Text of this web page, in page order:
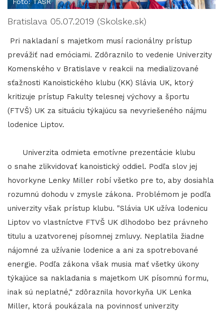
Bratislava 05.07.2019 (Skolske.sk)
Pri nakladaní s majetkom musí racionálny prístup
prevážiť nad emóciami. Zdôraznilo to vedenie Univerzity
Komenského v Bratislave v reakcii na medializované
sťažnosti Kanoistického klubu (KK) Slávia UK, ktorý
kritizuje prístup Fakulty telesnej výchovy a športu
(FTVŠ) UK za situáciu týkajúcu sa nevyriešeného nájmu
lodenice Liptov.
Univerzita odmieta emotívne prezentácie klubu
o snahe zlikvidovať kanoistický oddiel. Podľa slov jej
hovorkyne Lenky Miller robí všetko pre to, aby dosiahla
rozumnú dohodu v zmysle zákona. Problémom je podľa
univerzity však prístup klubu. "Slávia UK užíva lodenicu
Liptov vo vlastníctve FTVŠ UK dlhodobo bez právneho
titulu a uzatvorenej písomnej zmluvy. Neplatila žiadne
nájomné za užívanie lodenice a ani za spotrebované
energie. Podľa zákona však musia mať všetky úkony
týkajúce sa nakladania s majetkom UK písomnú formu,
inak sú neplatné,“ zdôraznila hovorkyňa UK Lenka
Miller, ktorá poukázala na povinnosť univerzity